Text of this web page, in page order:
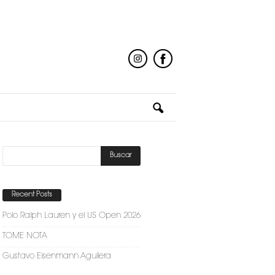
Recent Posts
Polo Ralph Lauren y el US Open 2026
TOME NOTA
Gustavo Eisenmann Aguilera